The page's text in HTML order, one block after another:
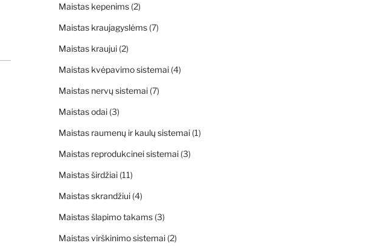
Maistas kepenims(2)
Maistas kraujagyslėms(7)
Maistas kraujui(2)
Maistas kvėpavimo sistemai(4)
Maistas nervų sistemai(7)
Maistas odai(3)
Maistas raumenų ir kaulų sistemai(1)
Maistas reprodukcinei sistemai(3)
Maistas širdžiai(11)
Maistas skrandžiui(4)
Maistas šlapimo takams(3)
Maistas virškinimo sistemai(2)